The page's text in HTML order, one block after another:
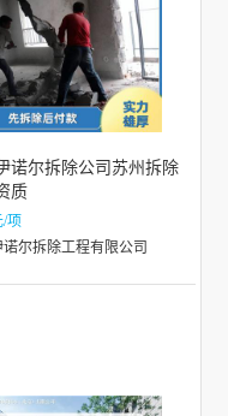
诺尔拆除公司苏州拆除
质
/项
诺尔拆除工程有限公司